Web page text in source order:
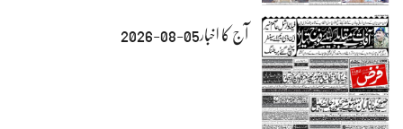
آج کا اخبار05-08-2026